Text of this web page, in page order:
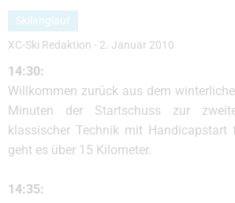
Skilanglauf
XC-Ski Redaktion - 2. Januar 2010
14:30:
Willkommen zurück aus dem
Minuten der Startschuss zur
klassischer Technik mit Handicapstart
geht es über 15 Kilometer.
14:35: